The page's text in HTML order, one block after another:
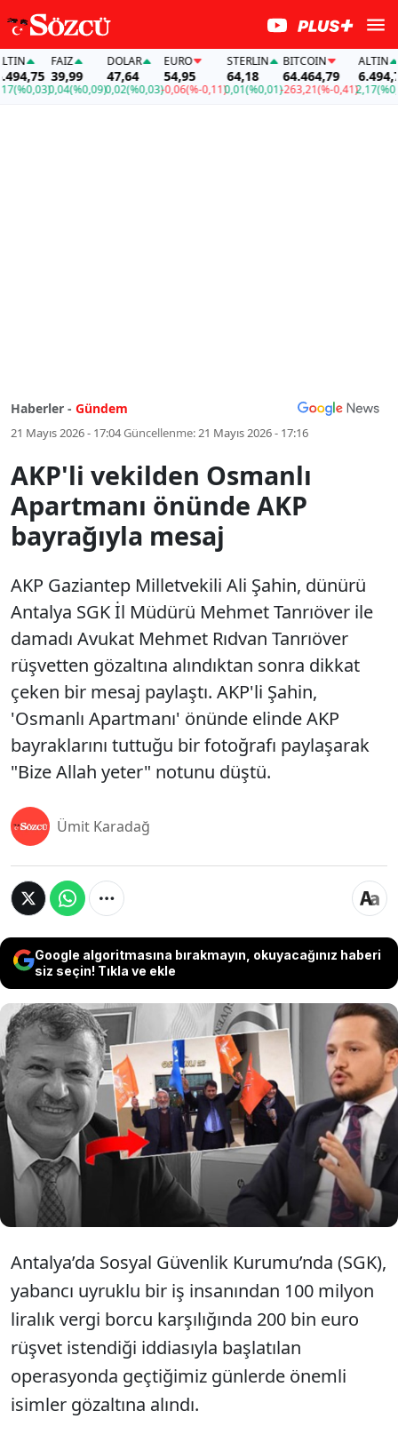
FAİZ
39,99
0,04(%0,09)
DOLAR
47,64
0,02(%0,03)
EURO
54,95
-0,06(%-0,11)
STERLIN
64,18
0,01(%0,01)
BITCOIN
64.464,79
-263,21(%-0,41)
ALTIN
6.494,75
2,17(%0,03)
Haberler - Gündem
21 Mayıs 2026 - 17:04Güncellenme:21 Mayıs 2026 - 17:16
AKP'li vekilden Osmanlı
Apartmanı önünde AKP
bayrağıyla mesaj
AKP Gaziantep Milletvekili Ali Şahin, dünürü
Antalya SGK İl Müdürü Mehmet Tanrıöver ile
damadı Avukat Mehmet Rıdvan Tanrıöver
rüşvetten gözaltına alındıktan sonra dikkat
çeken bir mesaj paylaştı. AKP'li Şahin,
'Osmanlı Apartmanı' önünde elinde AKP
bayraklarını tuttuğu bir fotoğrafı paylaşarak
"Bize Allah yeter" notunu düştü.
Ümit Karadağ
Google algoritmasına bırakmayın, okuyacağınız haberi
siz seçin! Tıkla ve ekle
AKP Gaziantep Milletvekili Ali Şahin, dünürü
Antalya SGK İl Müdürü Mehmet Tanrıöver ile
damadı Avukat Mehmet Rıdvan Tanrıöver
rüşvetten gözaltına alındıktan sonra dikkat çeken
bir mesaj paylaştı. AKP'li Şahin, 'Osmanlı
Apartmanı' önünde elinde AKP bayraklarını
tuttuğu bir fotoğrafı paylaşarak "Bize Allah yeter"
notunu düştü.
Antalya’da Sosyal Güvenlik Kurumu’nda (SGK),
yabancı uyruklu bir iş insanından 100 milyon
liralık vergi borcu karşılığında 200 bin euro
rüşvet istendiği iddiasıyla başlatılan
operasyonda geçtiğimiz günlerde önemli
isimler gözaltına alındı.